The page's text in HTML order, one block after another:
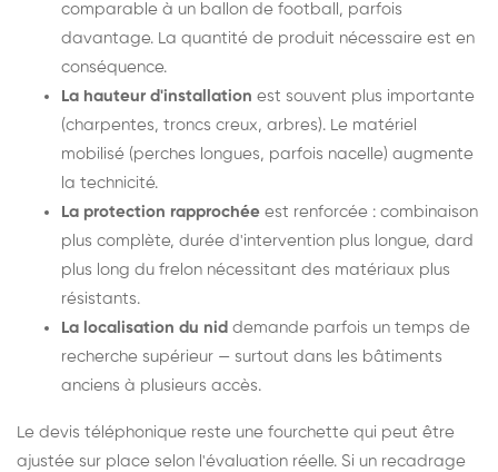
comparable à un ballon de football, parfois
davantage. La quantité de produit nécessaire est en
conséquence.
La hauteur d'installation est souvent plus importante
(charpentes, troncs creux, arbres). Le matériel
mobilisé (perches longues, parfois nacelle) augmente
la technicité.
La protection rapprochée est renforcée : combinaison
plus complète, durée d'intervention plus longue, dard
plus long du frelon nécessitant des matériaux plus
résistants.
La localisation du nid demande parfois un temps de
recherche supérieur — surtout dans les bâtiments
anciens à plusieurs accès.
Le devis téléphonique reste une fourchette qui peut être
ajustée sur place selon l'évaluation réelle. Si un recadrage